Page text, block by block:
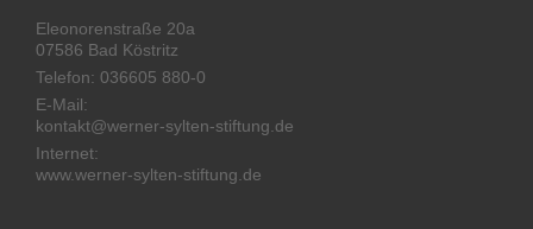
Eleonorenstraße 20a
07586 Bad Köstritz
Telefon: 036605 880-0
E-Mail:
kontakt@werner-sylten-stiftung.de
Internet:
www.werner-sylten-stiftung.de